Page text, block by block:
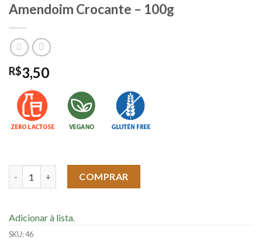
Amendoim Crocante – 100g
R$3,50
COMPRAR
Adicionar à lista.
SKU:46